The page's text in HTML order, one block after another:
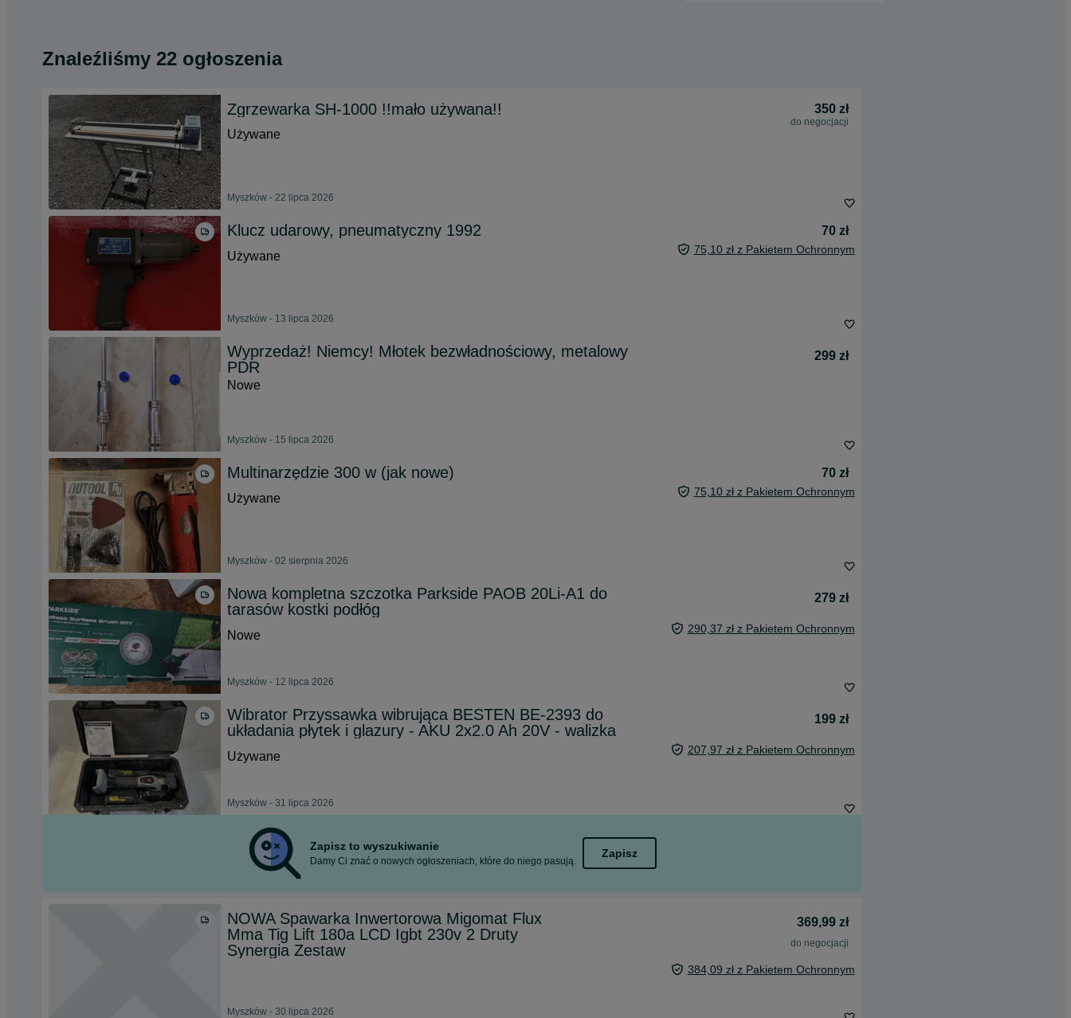
Znaleźliśmy 22 ogłoszenia
Zgrzewarka SH-1000 !!mało używana!! 350 zł
do negocjacji
Używane
Myszków - 22 lipca 2026
Klucz udarowy, pneumatyczny 1992
70 zł
Używane
75,10 zł z Pakietem Ochronnym
Myszków - 13 lipca 2026
Wyprzedaż! Niemcy! Młotek bezwładnościowy, metalowy
PDR
299 zł
Nowe
Myszków - 15 lipca 2026
Multinarzędzie 300 w (jak nowe)
70 zł
Używane
75,10 zł z Pakietem Ochronnym
Myszków - 02 sierpnia 2026
Nowa kompletna szczotka Parkside PAOB 20Li-A1 do
tarasów kostki podłóg
279 zł
Nowe 290,37 zł z Pakietem Ochronnym
Myszków - 12 lipca 2026
Wibrator Przyssawka wibrująca BESTEN BE-2393 do
układania płytek i glazury - AKU 2x2.0 Ah 20V - walizka
199 zł
Używane 207,97 zł z Pakietem Ochronnym
Myszków - 31 lipca 2026
Zapisz to wyszukiwanie
Damy Ci znać o nowych ogłoszeniach, które do niego pasują.
Zapisz
NOWA Spawarka Inwertorowa Migomat Flux
Mma Tig Lift 180a LCD Igbt 230v 2 Druty
Synergia Zestaw
369,99 zł
do negocjacji
384,09 zł z Pakietem Ochronnym
Myszków - 30 lipca 2026